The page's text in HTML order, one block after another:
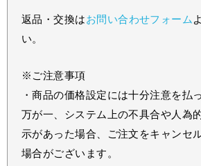
返品・交換はお問い合わせフォーム
い。
※ご注意事項
・商品の価格設定には十分注意を払
万が一、システム上の不具合や人為
示があった場合、ご注文をキャンセ
場合がございます。